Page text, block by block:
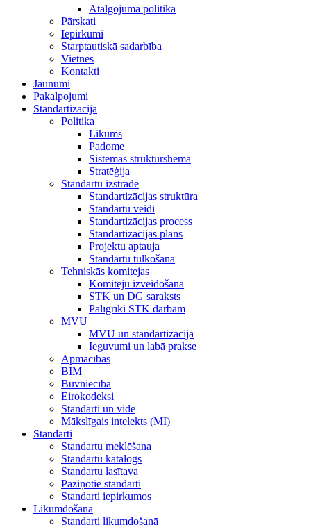
Atalgojuma politika
Pārskati
Iepirkumi
Starptautiskā sadarbība
Vietnes
Kontakti
Jaunumi
Pakalpojumi
Standartizācija
Politika
Likums
Padome
Sistēmas struktūrshēma
Stratēģija
Standartu izstrāde
Standartizācijas struktūra
Standartu veidi
Standartizācijas process
Standartizācijas plāns
Projektu aptauja
Standartu tulkošana
Tehniskās komitejas
Komiteju izveidošana
STK un DG saraksts
Palīgrīki STK darbam
MVU
MVU un standartizācija
Ieguvumi un labā prakse
Apmācības
BIM
Būvniecība
Eirokodeksi
Standarti un vide
Mākslīgais intelekts (MI)
Standarti
Standartu meklēšana
Standartu katalogs
Standartu lasītava
Paziņotie standarti
Standarti iepirkumos
Likumdošana
Standarti likumdošanā